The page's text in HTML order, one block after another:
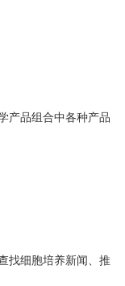
产品组合中各种产品
找细胞培养新闻、推